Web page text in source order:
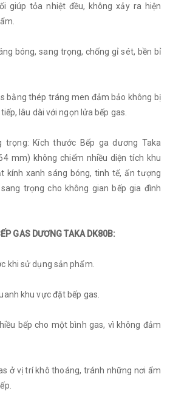
giúp tỏa nhiệt đều, không xảy ra hiện
bóng, sang trọng, chống gỉ sét, bền bỉ
bằng thép tráng men đảm bảo không bị
lâu dài với ngọn lửa bếp gas.
trọng: Kích thước Bếp ga dương Taka
mm) không chiếm nhiều diện tích khu
kính xanh sáng bóng, tinh tế, ấn tượng
trọng cho không gian bếp gia đình
GAS DƯƠNG TAKA DK80B:
khi sử dụng sản phẩm.
khu vực đặt bếp gas.
bếp cho một bình gas, vì không đảm
ở vị trí khô thoáng, tránh những nơi ẩm